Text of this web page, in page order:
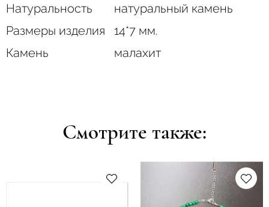
Натуральность
натуральный камень
Размеры изделия
14*7 мм.
Камень
малахит
Смотрите также: